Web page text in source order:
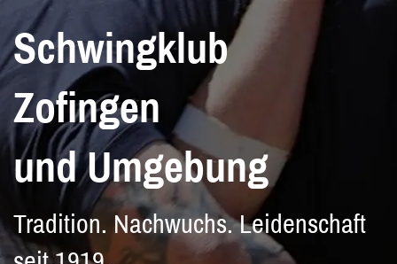
Schwingklub
Zofingen
und Umgebung
Tradition. Nachwuchs. Leidenschaft